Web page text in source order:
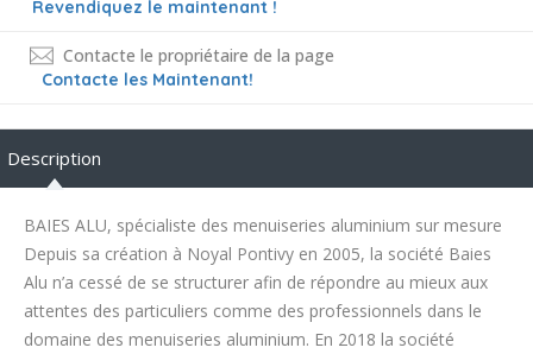
Revendiquez le maintenant !
Contacte le propriétaire de la page
Contacte les Maintenant!
Description
BAIES ALU, spécialiste des menuiseries aluminium sur mesure
Depuis sa création à Noyal Pontivy en 2005, la société Baies
Alu n’a cessé de se structurer afin de répondre au mieux aux
attentes des particuliers comme des professionnels dans le
domaine des menuiseries aluminium. En 2018 la société